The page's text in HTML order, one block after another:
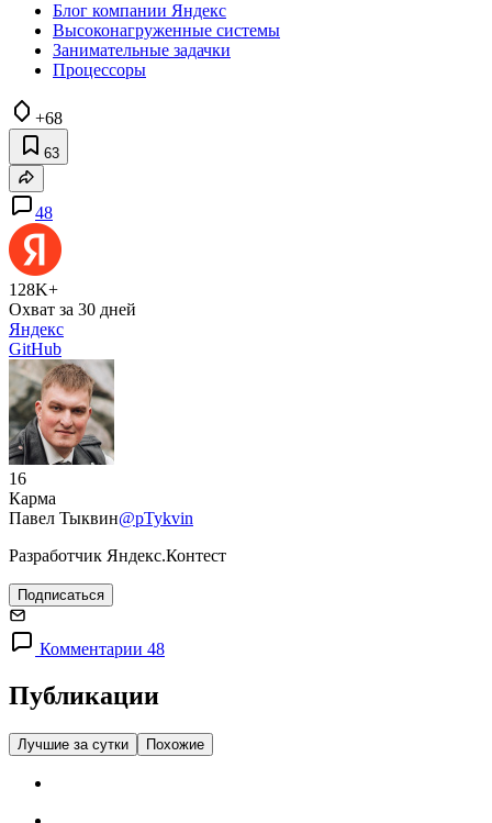
Блог компании Яндекс
Высоконагруженные системы
Занимательные задачки
Процессоры
+68
63
48
128K+
Охват за 30 дней
Яндекс
GitHub
16
Карма
Павел Тыквин@pTykvin
Разработчик Яндекс.Контест
Подписаться
Комментарии 48
Публикации
Лучшие за сутки Похожие